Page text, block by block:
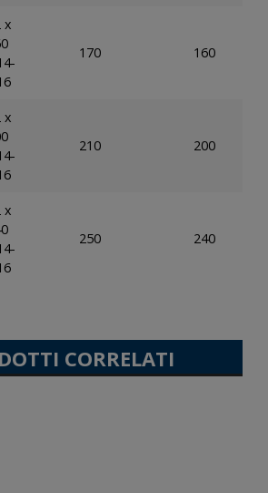
x
170 160
x
210 200
x
250 240
CORRELATI